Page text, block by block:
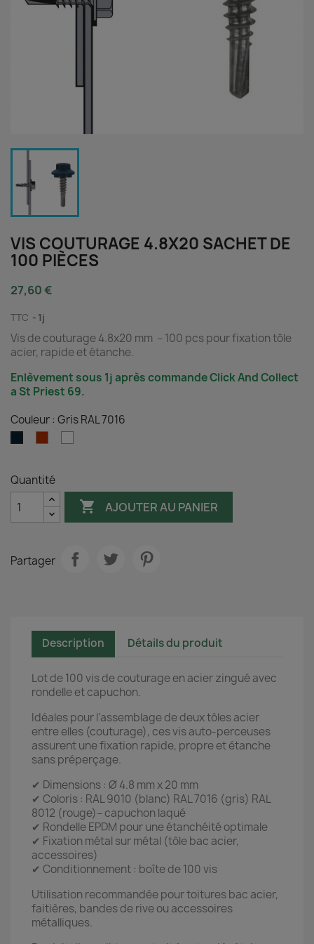
VIS COUTURAGE 4.8X20 SACHET DE
100 PIÈCES
27,60 €
TTC 1j
Vis de couturage 4.8x20 mm – 100 pcs pour fixation tôle
acier, rapide et étanche.
Enlèvement sous 1j après commande Click And Collect
a St Priest 69.
Couleur : Gris RAL 7016
8012
Quantité
 AJOUTER AU PANIER
Partager
Description Détails du produit
Lot de 100 vis de couturage en acier zingué avec
rondelle et capuchon.
Idéales pour l’assemblage de deux tôles acier
entre elles (couturage), ces vis auto-perceuses
assurent une fixation rapide, propre et étanche
sans préperçage.
✔ Dimensions : Ø 4.8 mm x 20 mm
✔ Coloris : RAL 9010 (blanc) RAL 7016 (gris) RAL
8012 (rouge)– capuchon laqué
✔ Rondelle EPDM pour une étanchéité optimale
✔ Fixation métal sur métal (tôle bac acier,
accessoires)
✔ Conditionnement : boîte de 100 vis
Utilisation recommandée pour toitures bac acier,
faitières, bandes de rive ou accessoires
métalliques.